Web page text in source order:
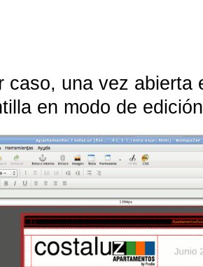
caso, una vez abierta
en modo de